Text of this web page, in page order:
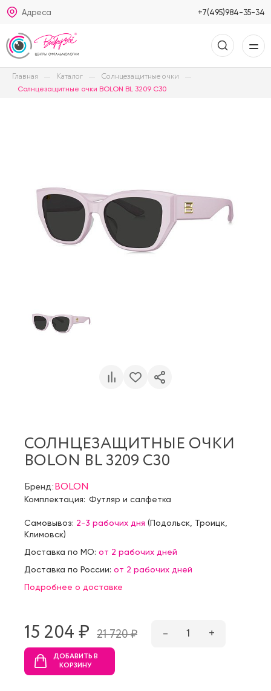
Адреса +7(495)984-35-34
Главная Каталог Солнцезащитные очки
Солнцезащитные очки BOLON BL 3209 C30
СОЛНЦЕЗАЩИТНЫЕ ОЧКИ
BOLON BL 3209 C30
Бренд:BOLON
Комплектация: Футляр и салфетка
Самовывоз: 2-3 рабочих дня (Подольск Троицк
Климовск)
Доставка по МО: от 2 рабочих дней
Доставка по России: от 2 рабочих дней
Подробнее о доставке
15 204 ₷ 21 720 ₷ – 1 +
ДОБАВИТЬ В
КОРЗИНУ